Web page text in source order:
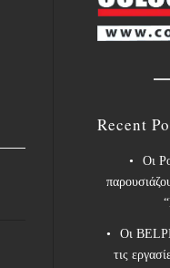
Recent
Οι
Οι
τις